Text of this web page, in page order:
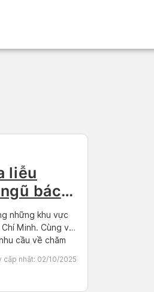
liễu
bác
những khu vực
Minh. Cùng với
cầu về chăm
cập nhật: 02/10/2025